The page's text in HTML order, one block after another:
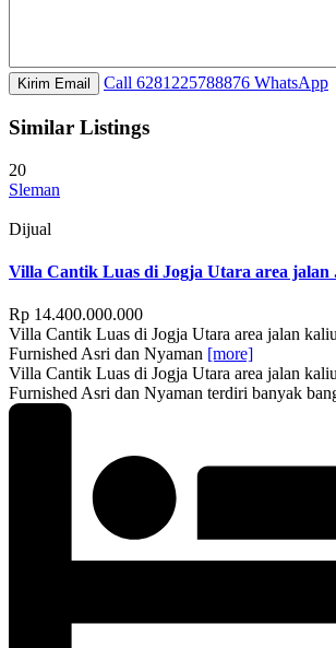
Call 6281225788876 WhatsApp
Similar Listings
20
Sleman
Dijual
Villa Cantik Luas di Jogja Utara area jalan
Rp 14.400.000.000
Villa Cantik Luas di Jogja Utara area jalan
Furnished Asri dan Nyaman [more]
Villa Cantik Luas di Jogja Utara area jalan
Furnished Asri dan Nyaman terdiri banyak